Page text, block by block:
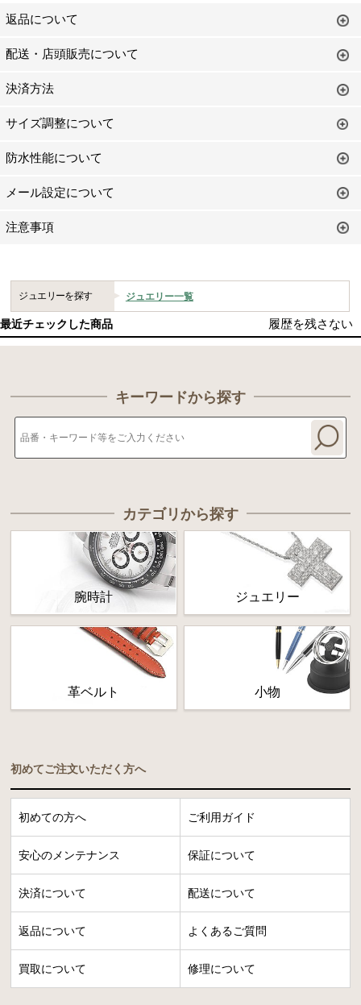
返品について
配送・店頭販売について
決済方法
サイズ調整について
防水性能について
メール設定について
注意事項
ジュエリーを探す ジュエリー一覧
最近チェックした商品 履歴を残さない
キーワードから探す
カテゴリから探す
腕時計 ジュエリー
革ベルト 小物
初めてご注文いただく方へ
初めての方へ ご利用ガイド
安心のメンテナンス 保証について
決済について 配送について
返品について よくあるご質問
買取について 修理について